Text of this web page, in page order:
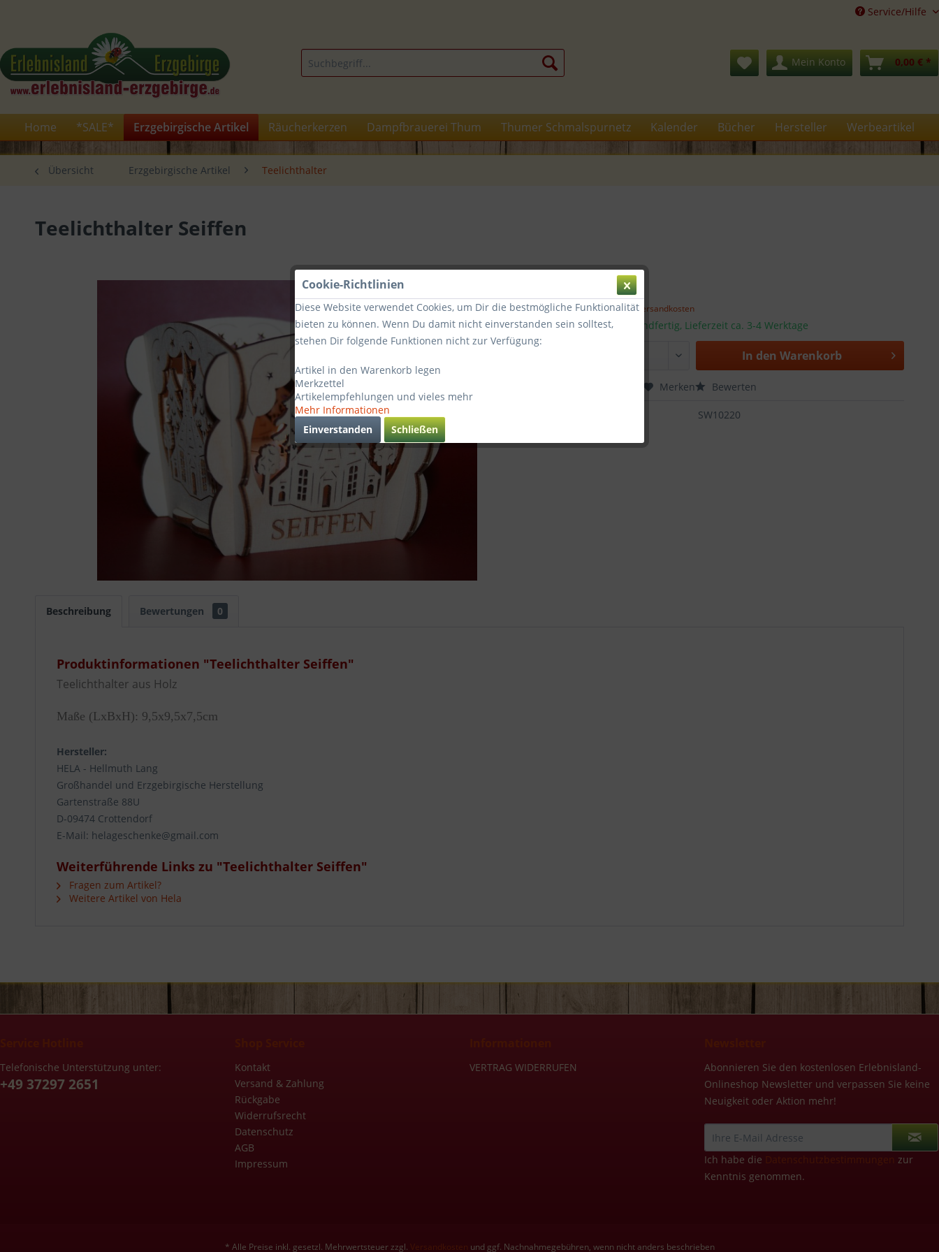
Service/Hilfe
Mein Konto 0,00 € *
Home *SALE* Erzgebirgische Artikel Räucherkerzen Dampfbrauerei Thum Thumer Schmalspurnetz Kalender Bücher Hersteller Werbeartikel
Übersicht Erzgebirgische Artikel Teelichthalter
Teelichthalter Seiffen
8,99 € *
inkl. MwSt.zzgl. Versandkosten
Sofort versandfertig, Lieferzeit ca. 3-4 Werktage
In den Warenkorb
Merken Bewerten
SW10220
Beschreibung Bewertungen 0
Produktinformationen "Teelichthalter Seiffen"
Teelichthalter aus Holz
Maße (LxBxH): 9,5x9,5x7,5cm
Hersteller:
HELA - Hellmuth Lang
Großhandel und Erzgebirgische Herstellung
Gartenstraße 88U
D-09474 Crottendorf
E-Mail: helageschenke@gmail.com
Weiterführende Links zu "Teelichthalter Seiffen"
Fragen zum Artikel?
Weitere Artikel von Hela
Telefonische Unterstützung unter:
+49 37297 2651
Kontakt
Versand & Zahlung
Rückgabe
Widerrufsrecht
Datenschutz
AGB
Impressum
VERTRAG WIDERRUFEN
Abonnieren Sie den kostenlosen Erlebnisland-
Onlineshop Newsletter und verpassen Sie keine
Neuigkeit oder Aktion mehr!
Ich habe die Datenschutzbestimmungen zur
Kenntnis genommen.
* Alle Preise inkl. gesetzl. Mehrwertsteuer zzgl. Versandkosten und ggf. Nachnahmegebühren, wenn nicht anders beschrieben
Cookie-Richtlinien
Diese Website verwendet Cookies, um Dir die bestmögliche Funktionalität
bieten zu können. Wenn Du damit nicht einverstanden sein solltest,
stehen Dir folgende Funktionen nicht zur Verfügung:
Artikel in den Warenkorb legen
Merkzettel
Artikelempfehlungen und vieles mehr
Mehr Informationen
Einverstanden
Schließen